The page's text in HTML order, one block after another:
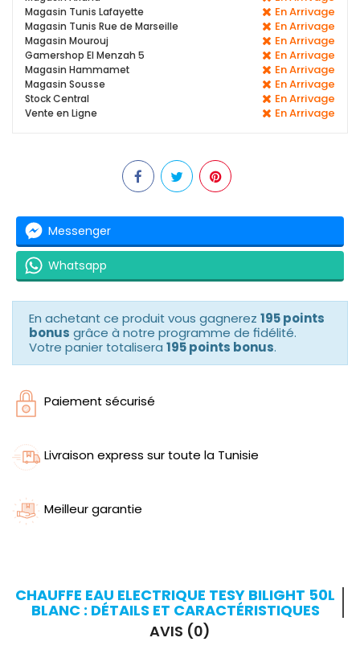
Magasin Tunis Lafayette En Arrivage
Magasin Tunis Rue de Marseille En Arrivage
Magasin Mourouj En Arrivage
Gamershop El Menzah 5 En Arrivage
Magasin Hammamet En Arrivage
Magasin Sousse En Arrivage
Stock Central En Arrivage
Vente en Ligne En Arrivage
Messenger
Whatsapp
En achetant ce produit vous gagnerez 195 points
bonus grâce à notre programme de fidélité.
Votre panier totalisera 195 points bonus.
Paiement sécurisé
Livraison express sur toute la Tunisie
Meilleur garantie
CHAUFFE EAU ELECTRIQUE TESY BILIGHT 50L
BLANC : DÉTAILS ET CARACTÉRISTIQUES
AVIS (0)